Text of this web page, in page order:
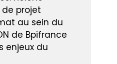
de projet
au sein du
de Bpifrance
enjeux du